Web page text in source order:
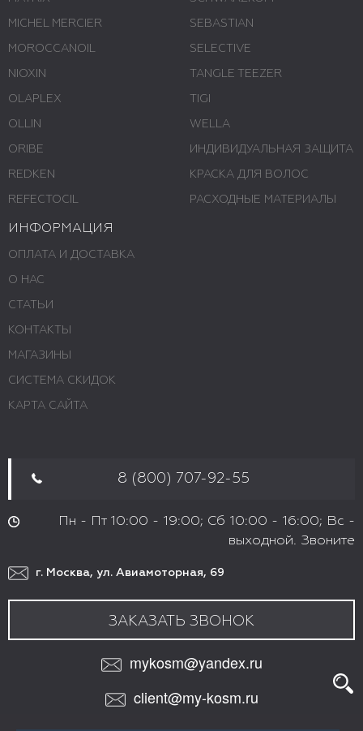
MICHEL MERCIER
MOROCCANOIL
NIOXIN
OLAPLEX
OLLIN
ORIBE
REDKEN
REFECTOCIL
SEBASTIAN
SELECTIVE
TANGLE TEEZER
TIGI
WELLA
ИНДИВИДУАЛЬНАЯ ЗАЩИТА
КРАСКА ДЛЯ ВОЛОС
РАСХОДНЫЕ МАТЕРИАЛЫ
ИНФОРМАЦИЯ
ОПЛАТА И ДОСТАВКА
О НАС
СТАТЬИ
КОНТАКТЫ
МАГАЗИНЫ
СИСТЕМА СКИДОК
КАРТА САЙТА
8 (800) 707-92-55
Пн - Пт 10:00 - 19:00; Сб 10:00 - 16:00; Вс -
выходной. Звоните
г. Москва, ул. Авиамоторная, 69
ЗАКАЗАТЬ ЗВОНОК
mykosm@yandex.ru
client@my-kosm.ru